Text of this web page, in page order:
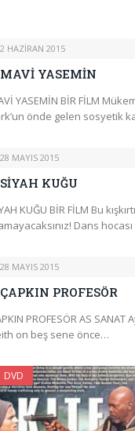
2 HAZIRAN 2015
MAVİ YASEMİN
YASEMİN BİR FİLM
önde gelen sosyetik
28 MAYIS 2015
SİYAH KUĞU
KUĞU BİR FİLM Bu
Dans
28 MAYIS 2015
ÇAPKIN PROFESÖR
PROFESÖR AS
on beş sene önce…
DVD